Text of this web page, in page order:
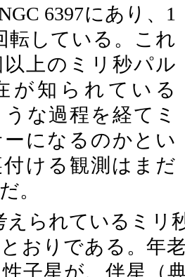
6397にあり、1
転している。これ
以上のミリ秒パル
が知られている
な過程を経てミ
ーになるのかとい
付ける観測はまだ
。
えられているミリ
おりである。年
子星が、伴星（